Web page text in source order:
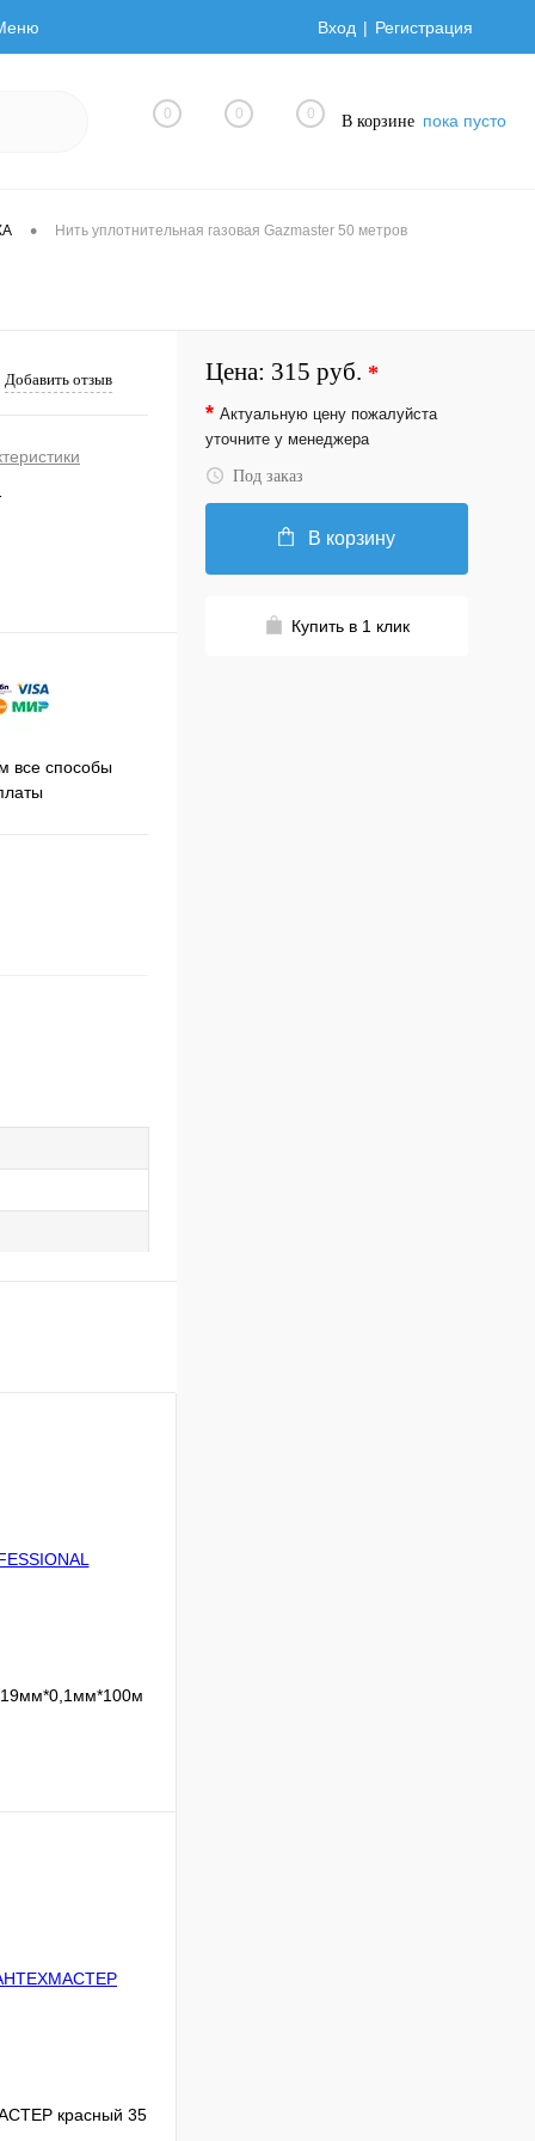
Вход Регистрация
0 0 0 В корзине пока пусто
• Нить уплотнительная газовая Gazmaster 50 метров
Добавить отзыв
все способы
красный 35
Цена: 315 руб. *
* Актуальную цену пожалуйста
уточните у менеджера
Под заказ
В корзину
Купить в 1 клик